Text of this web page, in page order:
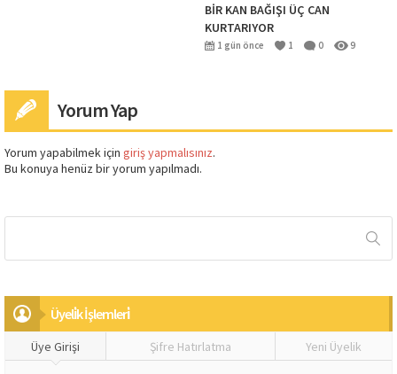
BİR KAN BAĞIŞI ÜÇ CAN
KURTARIYOR
1 gün önce 1 0 9
Yorum Yap
Yorum yapabilmek için giriş yapmalısınız.
Bu konuya henüz bir yorum yapılmadı.
Üyeli̇k İşlemleri̇
Üye Girişi Şifre Hatırlatma Yeni Üyelik